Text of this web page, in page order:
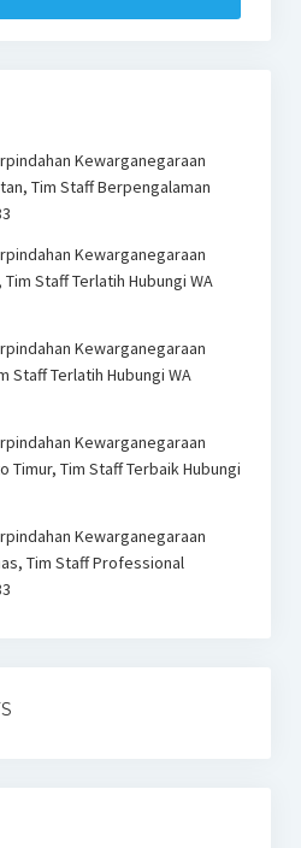
Kewarganegaraan
Tim Staff Berpengalaman
Kewarganegaraan
Staff Terlatih Hubungi WA
Kewarganegaraan
Staff Terlatih Hubungi WA
Kewarganegaraan
Timur, Tim Staff Terbaik Hubungi
Kewarganegaraan
Tim Staff Professional